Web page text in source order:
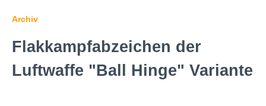
Archiv
Flakkampfabzeichen der
Luftwaffe "Ball Hinge" Variante